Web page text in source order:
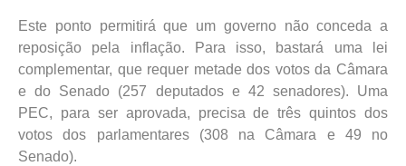
Este ponto permitirá que um governo não conceda a
reposição pela inflação. Para isso, bastará uma lei
complementar, que requer metade dos votos da Câmara
e do Senado (257 deputados e 42 senadores). Uma
PEC, para ser aprovada, precisa de três quintos dos
votos dos parlamentares (308 na Câmara e 49 no
Senado).